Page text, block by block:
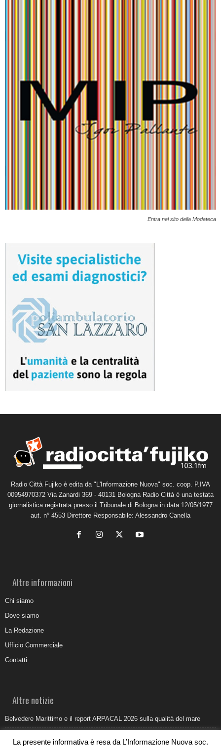
Entra nel sito della Modateca
Radio Città Fujiko è edita da "L'Informazione Nuova" soc. coop. P.IVA
00954970372 Via Zanardi 369 - 40131 Bologna Radio Città è una testata
giornalistica registrata presso il Tribunale di Bologna in data 12/05/1977
aut. n° 4553 Direttore Responsabile: Alessandro Canella
Altre informazioni
Chi siamo
Dove siamo
La Redazione
Ufficio Commerciale
Contatti
Altre notizie
Belvedere Marittimo e il report ARPACAL 2026 sulla qualità del mare
La presente informativa è resa da L’Informazione Nuova soc.